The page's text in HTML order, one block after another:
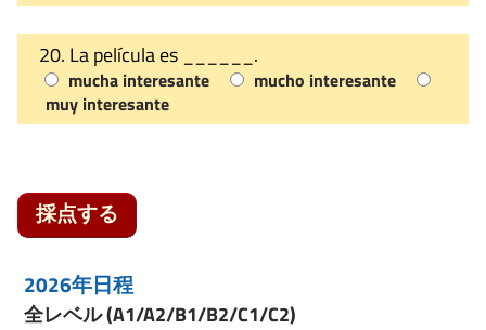
20. La película es ______.
mucha interesante
mucho interesante
muy interesante
採点する
2026年日程
全レベル (A1/A2/B1/B2/C1/C2)